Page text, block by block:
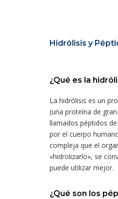
Hidrólisis y
¿Qué es la
La hidrólisis es un
(una proteína de
llamados péptidos
por el cuerpo
compleja que el
«hidrolizarlo», se
puede utilizar mejor.
¿Qué son los